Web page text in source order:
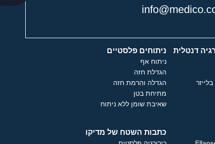
דנטלית ניתוחים פלסטיים
ניתוח אף
הגדלת חזה
הגדלה והרמת חזה
מתיחת בטן
שאיבת שומן ללא ניתוח
כתבות השטח של מדיקו